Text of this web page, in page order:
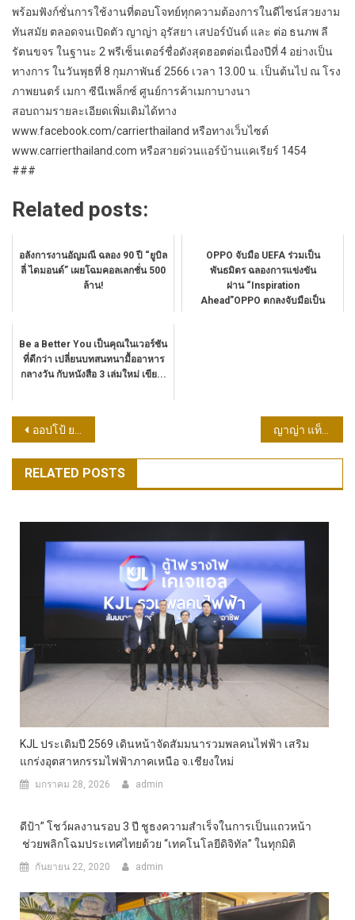
พร้อมฟังก์ชั่นการใช้งานที่ตอบโจทย์ทุกความต้องการในดีไซน์สวยงาม
ทันสมัย ตลอดจนเปิดตัว ญาญ่า อุรัสยา เสปอร์บันด์ และ ต่อ ธนภพ ลี
รัตนขจร ในฐานะ 2 พรีเซ็นเตอร์ชื่อดังสุดฮอตต่อเนื่องปีที่ 4 อย่างเป็น
ทางการ ในวันพุธที่ 8 กุมภาพันธ์ 2566 เวลา 13.00 น. เป็นต้นไป ณ โรง
ภาพยนตร์ เมกา ซีนีเพล็กซ์ ศูนย์การค้าเมกาบางนา
​สอบถามรายละเอียดเพิ่มเติมได้ทาง
www.facebook.com/carrierthailand หรือทางเว็บไซต์
www.carrierthailand.com หรือสายด่วนแอร์บ้านแคเรียร์ 1454
###
Related posts:
อลังการงานอัญมณี ฉลอง 90 ปี “ยูบิล
ลี่ ไดมอนด์” เผยโฉมคอลเลกชั่น 500
ล้าน!
OPPO จับมือ UEFA ร่วมเป็น
พันธมิตร ฉลองการแข่งขัน
ผ่าน “Inspiration
Ahead”OPPO ตกลงจับมือเป็น
Be a Better You เป็นคุณในเวอร์ชัน
ที่ดีกว่า เปลี่ยนบทสนทนามื้ออาหาร
กลางวัน กับหนังสือ 3 เล่มใหม่ เขีย...
แนะแนว
เรื่อง
ออปโป้ ยกระดับตลาดสมาร์ตโฟนระดับกลางด้วย OPPO Reno8 T 5G พร้อมอัปเกรดความละเอียดและคมชัดที่สุดด้วยกล้อง 108MP การันตี The Portrait Expert ญาญ่า แท็กทีม ต่อ ธนภพ ยืนหนึ่งพรีเซนเตอร์ “แอร์แคเรียร์” ต่อเนื่องปี 4 พร้อมร่วมเนรมิตความเย็นเพื่อความสุขในงาน Carrier Invent Your Happiness Land
RELATED POSTS
KJL ประเดิมปี 2569 เดินหน้าจัดสัมมนารวมพลคนไฟฟ้า เสริม
แกร่งอุตสาหกรรมไฟฟ้าภาคเหนือ จ.เชียงใหม่
มกราคม 28, 2026 admin
ดีป้า” โชว์ผลงานรอบ 3 ปี ชูธงความสำเร็จในการเป็นแถวหน้า​
ช่วยพลิกโฉมประเทศไทยด้วย “เทคโนโลยีดิจิทัล” ในทุกมิติ
กันยายน 22, 2020 admin